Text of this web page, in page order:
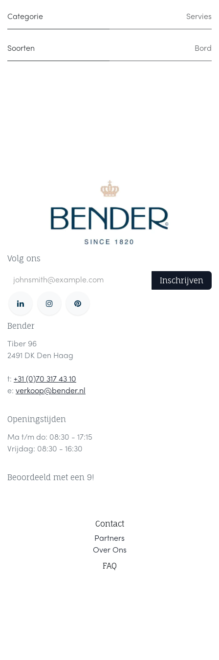
Categorie Servies
Soorten Bord
Volg ons
Inschrijven
Bender
Tiber 96
2491 DK Den Haag
t: +31 (0)70 317 43 10
e: verkoop@bender.nl
Openingstijden
Ma t/m do: 08:30 - 17:15
Vrijdag: 08:30 - 16:30
Beoordeeld met een 9!
Contact
Partners
Over Ons
FAQ